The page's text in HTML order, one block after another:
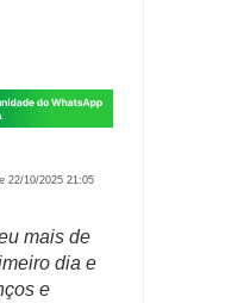
22/10/2025 21:05
mais de
dia e
e